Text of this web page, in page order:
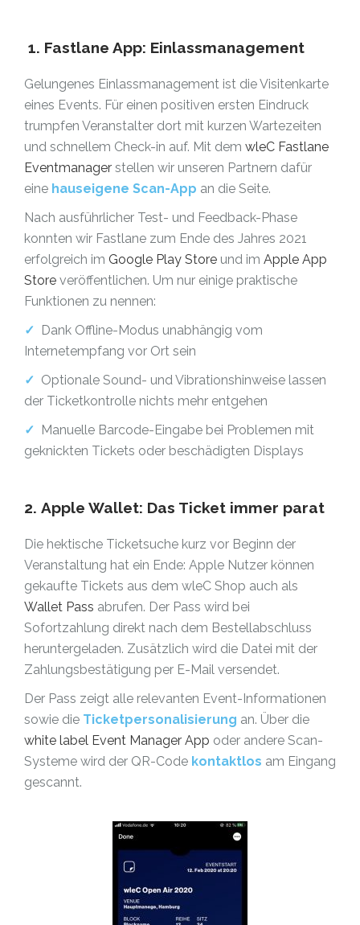
1. Fastlane App: Einlassmanagement
Gelungenes Einlassmanagement ist die Visitenkarte
eines Events. Für einen positiven ersten Eindruck
trumpfen Veranstalter dort mit kurzen Wartezeiten
und schnellem Check-in auf. Mit dem wleC Fastlane
Eventmanager stellen wir unseren Partnern dafür
eine hauseigene Scan-App an die Seite.
Nach ausführlicher Test- und Feedback-Phase
konnten wir Fastlane zum Ende des Jahres 2021
erfolgreich im Google Play Store und im Apple App
Store veröffentlichen. Um nur einige praktische
Funktionen zu nennen:
✓ Dank Offline-Modus unabhängig vom
Internetempfang vor Ort sein
✓ Optionale Sound- und Vibrationshinweise lassen
der Ticketkontrolle nichts mehr entgehen
✓ Manuelle Barcode-Eingabe bei Problemen mit
geknickten Tickets oder beschädigten Displays
2. Apple Wallet: Das Ticket immer parat
Die hektische Ticketsuche kurz vor Beginn der
Veranstaltung hat ein Ende: Apple Nutzer können
gekaufte Tickets aus dem wleC Shop auch als
Wallet Pass abrufen. Der Pass wird bei
Sofortzahlung direkt nach dem Bestellabschluss
heruntergeladen. Zusätzlich wird die Datei mit der
Zahlungsbestätigung per E-Mail versendet.
Der Pass zeigt alle relevanten Event-Informationen
sowie die Ticketpersonalisierung an. Über die
white label Event Manager App oder andere Scan-
Systeme wird der QR-Code kontaktlos am Eingang
gescannt.